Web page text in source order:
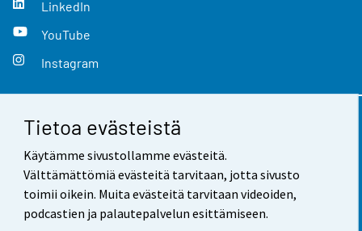
Tietoa evästeistä
Käytämme sivustollamme evästeitä.
Välttämättömiä evästeitä tarvitaan, jotta sivusto
toimii oikein. Muita evästeitä tarvitaan videoiden,
podcastien ja palautepalvelun esittämiseen.
LinkedIn
YouTube
Instagram
Yhteystiedot
Palaute
Käyttöehdot